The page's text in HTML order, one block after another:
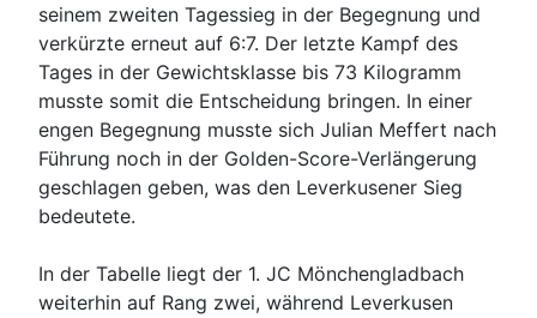
seinem zweiten Tagessieg in der Begegnung und
verkürzte erneut auf 6:7. Der letzte Kampf des
Tages in der Gewichtsklasse bis 73 Kilogramm
musste somit die Entscheidung bringen. In einer
engen Begegnung musste sich Julian Meffert nach
Führung noch in der Golden-Score-Verlängerung
geschlagen geben, was den Leverkusener Sieg
bedeutete.
In der Tabelle liegt der 1. JC Mönchengladbach
weiterhin auf Rang zwei, während Leverkusen